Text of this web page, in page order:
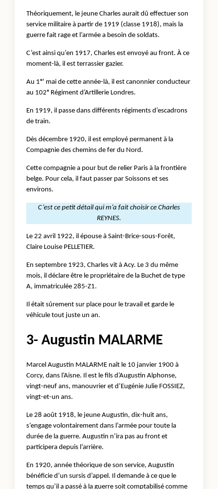
Théoriquement, le jeune Charles aurait dû effectuer son
service militaire à partir de 1919 (classe 1918), mais la
guerre fait rage et l’armée a besoin de soldats.
C’est ainsi qu’en 1917, Charles est envoyé au front. À ce
moment-là, il est terrassier gazier.
Au 1ᵉʳ mai de cette année-là, il est canonnier conducteur
au 102ᵉ Régiment d’Artillerie Londres.
En 1919, il passe dans différents régiments d’escadrons
de train.
Dès décembre 1920, il est employé permanent à la
Compagnie des chemins de fer du Nord.
Cette compagnie a pour but de relier Paris à la frontière
belge. Pour cela, il faut passer par Soissons et ses
environs.
C’est ce petit détail qui m’a fait choisir ce Charles
REYNES.
Le 22 avril 1922, il épouse à Saint-Brice-sous-Forêt,
Claire Louise PELLETIER.
En septembre 1923, Charles vit à Acy. Le 3 du même
mois, il déclare être le propriétaire de la Buchet de type
A, immatriculée 285-Z1.
Il était sûrement sur place pour le travail et garde le
véhicule tout juste un an.
3- Augustin MALARME
Marcel Augustin MALARME naît le 10 janvier 1900 à
Corcy, dans l’Aisne. Il est le fils d’Augustin Alphonse,
vingt-neuf ans, manouvrier et d’Eugénie Julie FOSSIEZ,
vingt-et-un ans.
Le 28 août 1918, le jeune Augustin, dix-huit ans,
s’engage volontairement dans l’armée pour toute la
durée de la guerre. Augustin n’ira pas au front et
participera depuis l’arrière.
En 1920, année théorique de son service, Augustin
bénéficie d’un sursis d’appel. Il demande à ce que le
temps qu’il a passé à la guerre soit comptabilisé comme